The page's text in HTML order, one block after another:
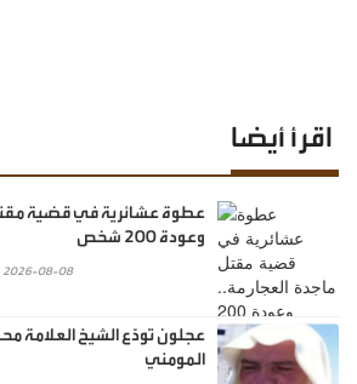
اقرأ أيضا
عطوة عشائرية في قضية
وعودة 200 شخص
2026-08-08
عجلون تودّع الشيخ العلامة
المومني